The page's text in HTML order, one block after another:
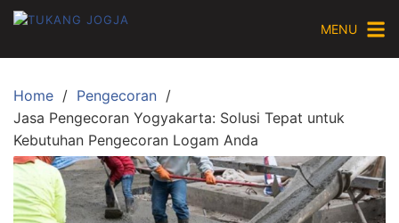
Skip
content
MENU
Home
Pengecoran
Jasa Pengecoran Yogyakarta: Solusi Tepat untuk
Kebutuhan Pengecoran Logam Anda